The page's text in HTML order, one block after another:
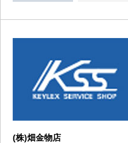
(株)畑金物店